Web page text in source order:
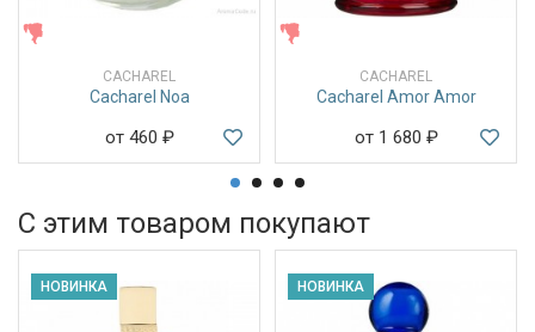
CACHAREL
Cacharel Noa
от 460 ₽
CACHAREL
Cacharel Amor Amor
от 1 680 ₽
С этим товаром покупают
НОВИНКА НОВИНКА